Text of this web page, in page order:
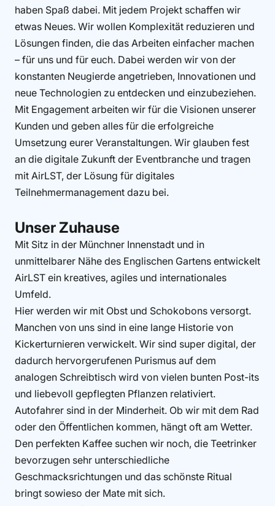
haben Spaß dabei. Mit jedem Projekt schaffen wir
etwas Neues. Wir wollen Komplexität reduzieren und
Lösungen finden, die das Arbeiten einfacher machen
– für uns und für euch. Dabei werden wir von der
konstanten Neugierde angetrieben, Innovationen und
neue Technologien zu entdecken und einzubeziehen.
Mit Engagement arbeiten wir für die Visionen unserer
Kunden und geben alles für die erfolgreiche
Umsetzung eurer Veranstaltungen. Wir glauben fest
an die digitale Zukunft der Eventbranche und tragen
mit AirLST, der Lösung für digitales
Teilnehmermanagement dazu bei.
Unser Zuhause
Mit Sitz in der Münchner Innenstadt und in
unmittelbarer Nähe des Englischen Gartens entwickelt
AirLST ein kreatives, agiles und internationales
Umfeld.
Hier werden wir mit Obst und Schokobons versorgt.
Manchen von uns sind in eine lange Historie von
Kickerturnieren verwickelt. Wir sind super digital, der
dadurch hervorgerufenen Purismus auf dem
analogen Schreibtisch wird von vielen bunten Post-its
und liebevoll gepflegten Pflanzen relativiert.
Autofahrer sind in der Minderheit. Ob wir mit dem Rad
oder den Öffentlichen kommen, hängt oft am Wetter.
Den perfekten Kaffee suchen wir noch, die Teetrinker
bevorzugen sehr unterschiedliche
Geschmacksrichtungen und das schönste Ritual
bringt sowieso der Mate mit sich.